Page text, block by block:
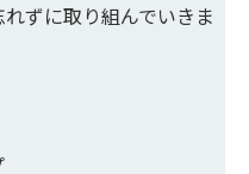
ずに取り組んでいきま